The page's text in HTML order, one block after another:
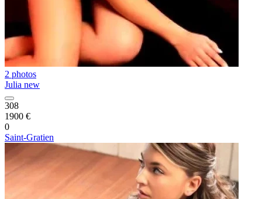
2 photos
Julia new
308
1900 €
0
Saint-Gratien